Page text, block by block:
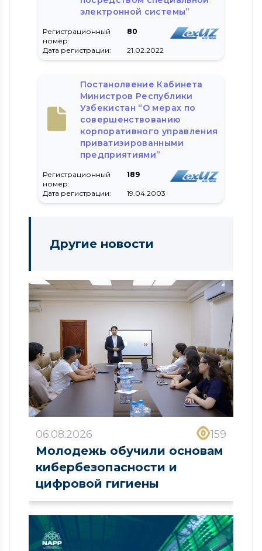
электронной системы”
Регистрационный
номер:
80
Дата регистрации: 21.02.2022
Постанолвение Кабинета
Министров Республики
Узбекистан “О мерах по
совершенствованию
корпоративного управления
приватизированными
предприятиями”
Регистрационный
номер:
189
Дата регистрации: 19.04.2003
Другие новости
06.08.2026 159
Молодежь обучили основам
кибербезопасности и
цифровой гигиены